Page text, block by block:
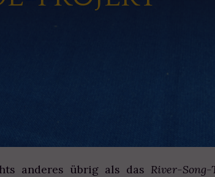
anderes übrig als das River-Song-